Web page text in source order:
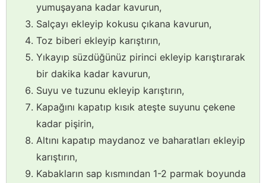
yumuşayana kadar kavurun,
Salçayı ekleyip kokusu çıkana kavurun,
Toz biberi ekleyip karıştırın,
Yıkayıp süzdüğünüz pirinci ekleyip karıştırarak
bir dakika kadar kavurun,
Suyu ve tuzunu ekleyip karıştırın,
Kapağını kapatıp kısık ateşte suyunu çekene
kadar pişirin,
Altını kapatıp maydanoz ve baharatları ekleyip
karıştırın,
Kabakların sap kısmından 1-2 parmak boyunda